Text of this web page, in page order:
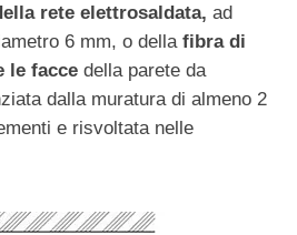
rete elettrosaldata, ad
6 mm, o della fibra di
le facce della parete da
dalla muratura di almeno 2
e risvoltata nelle